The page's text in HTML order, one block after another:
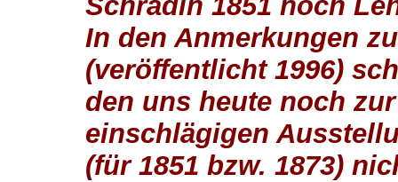
In den Anmerkungen
(veröffentlicht 1996)
den uns heute noch
einschlägigen
(für 1851 bzw. 1873)